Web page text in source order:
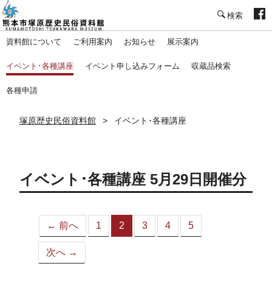
資料館について ご利用案内 お知らせ 展示案内
イベント･各種講座 イベント申し込みフォーム 収蔵品検索
各種申請
塚原歴史民俗資料館 イベント･各種講座
イベント･各種講座 5月29日開催分
← 前へ 1 2
（こ
3 4 5
次へ →